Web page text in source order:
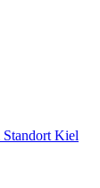
Standort Kiel